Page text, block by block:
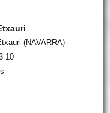
(NAVARRA)
10